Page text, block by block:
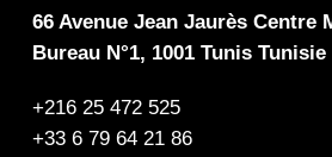
66 Avenue Jean Jaurès Centre
Bureau N°1, 1001 Tunis Tunisie
+216 25 472 525
+33 6 79 64 21 86